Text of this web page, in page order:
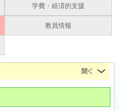
学費・経済的支援
教員情報